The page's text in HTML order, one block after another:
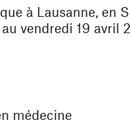
à Lausanne, en
vendredi 19 avril
médecine